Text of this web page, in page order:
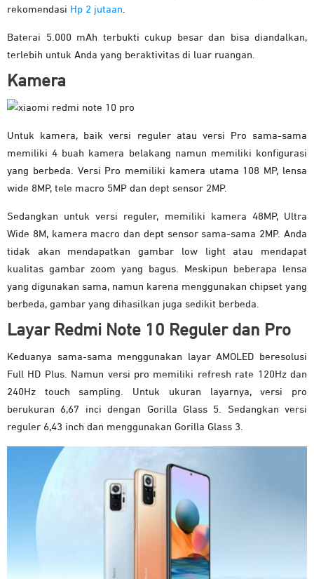
rekomendasi Hp 2 jutaan.
Baterai 5.000 mAh terbukti cukup besar dan bisa diandalkan,
terlebih untuk Anda yang beraktivitas di luar ruangan.
Kamera
Untuk kamera, baik versi reguler atau versi Pro sama-sama
memiliki 4 buah kamera belakang namun memiliki konfigurasi
yang berbeda. Versi Pro memiliki kamera utama 108 MP, lensa
wide 8MP, tele macro 5MP dan dept sensor 2MP.
Sedangkan untuk versi reguler, memiliki kamera 48MP, Ultra
Wide 8M, kamera macro dan dept sensor sama-sama 2MP. Anda
tidak akan mendapatkan gambar low light atau mendapat
kualitas gambar zoom yang bagus. Meskipun beberapa lensa
yang digunakan sama, namun karena menggunakan chipset yang
berbeda, gambar yang dihasilkan juga sedikit berbeda.
Layar Redmi Note 10 Reguler dan Pro
Keduanya sama-sama menggunakan layar AMOLED beresolusi
Full HD Plus. Namun versi pro memiliki refresh rate 120Hz dan
240Hz touch sampling. Untuk ukuran layarnya, versi pro
berukuran 6,67 inci dengan Gorilla Glass 5. Sedangkan versi
reguler 6,43 inch dan menggunakan Gorilla Glass 3.